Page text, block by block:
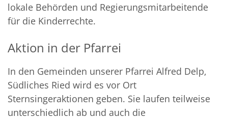
lokale Behörden und Regierungsmitarbeitende
für die Kinderrechte.
Aktion in der Pfarrei
In den Gemeinden unserer Pfarrei Alfred Delp,
Südliches Ried wird es vor Ort
Sternsingeraktionen geben. Sie laufen teilweise
unterschiedlich ab und auch die